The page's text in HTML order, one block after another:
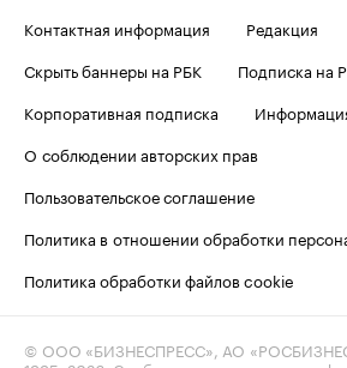
Контактная информация
Редакция
Скрыть баннеры на РБК
Подписка на
Корпоративная подписка
О соблюдении авторских прав
Пользовательское соглашение
Политика в отношении обработки
Политика обработки файлов cookie
© ООО «БИЗНЕСПРЕСС», АО